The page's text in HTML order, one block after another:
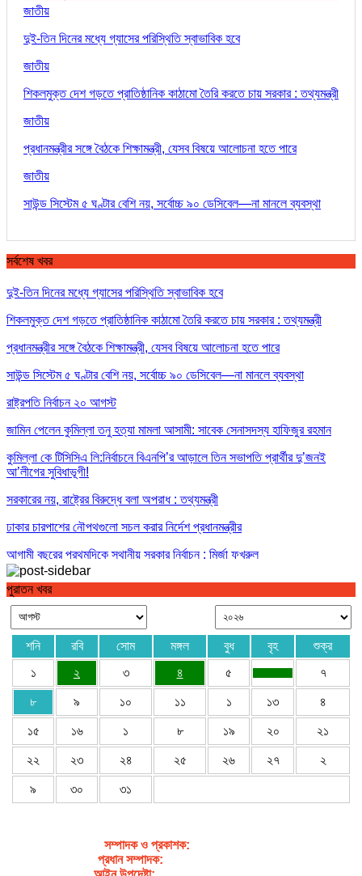
জাতীয়
দুই-তিন দিনের মধ্যে গ্যাসের পরিস্থিতি স্বাভাবিক হবে
জাতীয়
শিকলমুক্ত দেশ গড়তে প্রাতিষ্ঠানিক কাঠামো তৈরি করতে চায় সরকার : তথ্যমন্ত্রী
জাতীয়
প্রধানমন্ত্রীর সঙ্গে বৈঠকে শিক্ষামন্ত্রী, যেসব বিষয়ে আলোচনা হতে পারে
জাতীয়
সাউন্ড সিস্টেম ৫ ঘণ্টার বেশি নয়, সর্বোচ্চ ৯০ ডেসিবেল—না মানলে ব্যবস্থা
সর্বশেষ খবর
দুই-তিন দিনের মধ্যে গ্যাসের পরিস্থিতি স্বাভাবিক হবে
শিকলমুক্ত দেশ গড়তে প্রাতিষ্ঠানিক কাঠামো তৈরি করতে চায় সরকার : তথ্যমন্ত্রী
প্রধানমন্ত্রীর সঙ্গে বৈঠকে শিক্ষামন্ত্রী, যেসব বিষয়ে আলোচনা হতে পারে
সাউন্ড সিস্টেম ৫ ঘণ্টার বেশি নয়, সর্বোচ্চ ৯০ ডেসিবেল—না মানলে ব্যবস্থা
রাষ্ট্রপতি নির্বাচন ২০ আগস্ট
জামিন পেলেন কুমিল্লা তনু হত্যা মামলা আসামী: সাবেক সেনাসদস্য হাফিজুর রহমান
কুমিল্লা কে টিসিসিএ লি:নির্বাচনে বিএনপি’র আড়ালে তিন সভাপতি প্রার্থীর দু’জনই
আ’লীগের সুবিধাভূগী!
সরকারের নয়, রাষ্ট্রের বিরুদ্ধে বলা অপরাধ : তথ্যমন্ত্রী
ঢাকার চারপাশের নৌপথগুলো সচল করার নির্দেশ প্রধানমন্ত্রীর
আগামী বছরের প্রথমদিকে স্থানীয় সরকার নির্বাচন : মির্জা ফখরুল
পুরাতন খবর
শনি রবি সোম মঙ্গল বুধ বৃহ
শুক্র
১
২ ৩ ৪ ৫ ৭
৮ ৯ ১০ ১১ ১ ১৩ ৪
১৫ ১৬ ১ ৮ ১৯ ২০ ২১
২২ ২৩ ২৪ ২৫ ২৬ ২৭ ২
৯ ৩০ ৩১
সম্পাদক ও প্রকাশক:
প্রধান সম্পাদক: